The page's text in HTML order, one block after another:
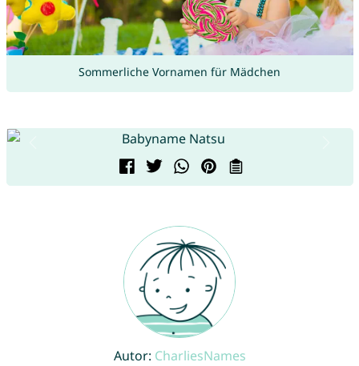
Sommerliche Vornamen für Mädchen
Autor: CharliesNames